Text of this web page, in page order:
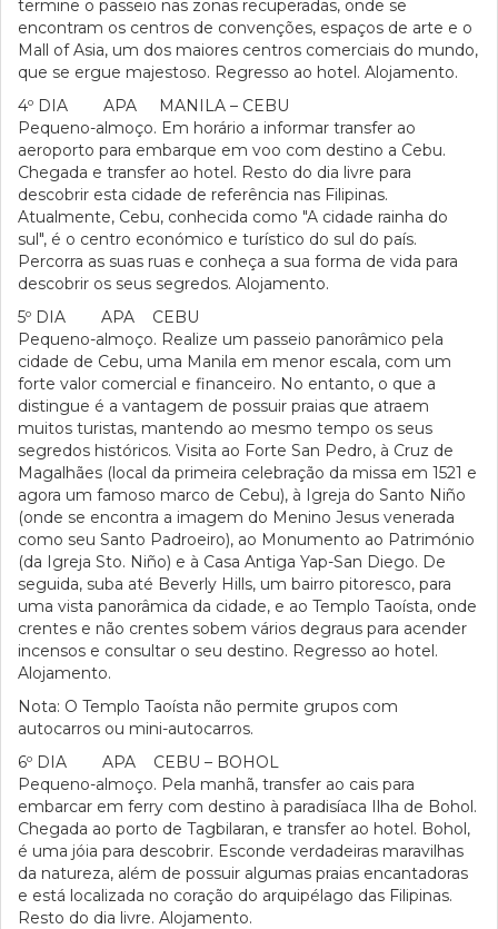
termine o passeio nas zonas recuperadas, onde se
encontram os centros de convenções, espaços de arte e o
Mall of Asia, um dos maiores centros comerciais do mundo,
que se ergue majestoso. Regresso ao hotel. Alojamento.
4º DIA APA MANILA – CEBU
Pequeno-almoço. Em horário a informar transfer ao
aeroporto para embarque em voo com destino a Cebu.
Chegada e transfer ao hotel. Resto do dia livre para
descobrir esta cidade de referência nas Filipinas.
Atualmente, Cebu, conhecida como "A cidade rainha do
sul", é o centro económico e turístico do sul do país.
Percorra as suas ruas e conheça a sua forma de vida para
descobrir os seus segredos. Alojamento.
5º DIA APA CEBU
Pequeno-almoço. Realize um passeio panorâmico pela
cidade de Cebu, uma Manila em menor escala, com um
forte valor comercial e financeiro. No entanto, o que a
distingue é a vantagem de possuir praias que atraem
muitos turistas, mantendo ao mesmo tempo os seus
segredos históricos. Visita ao Forte San Pedro, à Cruz de
Magalhães (local da primeira celebração da missa em 1521 e
agora um famoso marco de Cebu), à Igreja do Santo Niño
(onde se encontra a imagem do Menino Jesus venerada
como seu Santo Padroeiro), ao Monumento ao Património
(da Igreja Sto. Niño) e à Casa Antiga Yap-San Diego. De
seguida, suba até Beverly Hills, um bairro pitoresco, para
uma vista panorâmica da cidade, e ao Templo Taoísta, onde
crentes e não crentes sobem vários degraus para acender
incensos e consultar o seu destino. Regresso ao hotel.
Alojamento.
Nota: O Templo Taoísta não permite grupos com
autocarros ou mini-autocarros.
6º DIA APA CEBU – BOHOL
Pequeno-almoço. Pela manhã, transfer ao cais para
embarcar em ferry com destino à paradisíaca Ilha de Bohol.
Chegada ao porto de Tagbilaran, e transfer ao hotel. Bohol,
é uma jóia para descobrir. Esconde verdadeiras maravilhas
da natureza, além de possuir algumas praias encantadoras
e está localizada no coração do arquipélago das Filipinas.
Resto do dia livre. Alojamento.